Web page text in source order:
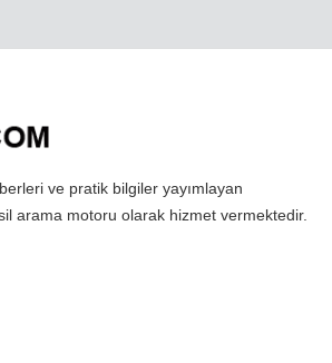
ve pratik bilgiler yayımlayan
arama motoru olarak hizmet vermektedir.